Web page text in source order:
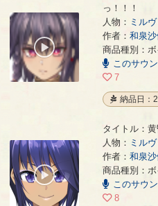
アタシの最高の剣……受けてみ
00:00
00:03
っ！！！
人物： ミル
作者： 和泉沙
商品種別：
このサウ
7
納品日：
黄昏のアーセファ - 和泉沙依
タイトル：
人物： ミル
作者： 和泉沙
商品種別：
このサウ
8